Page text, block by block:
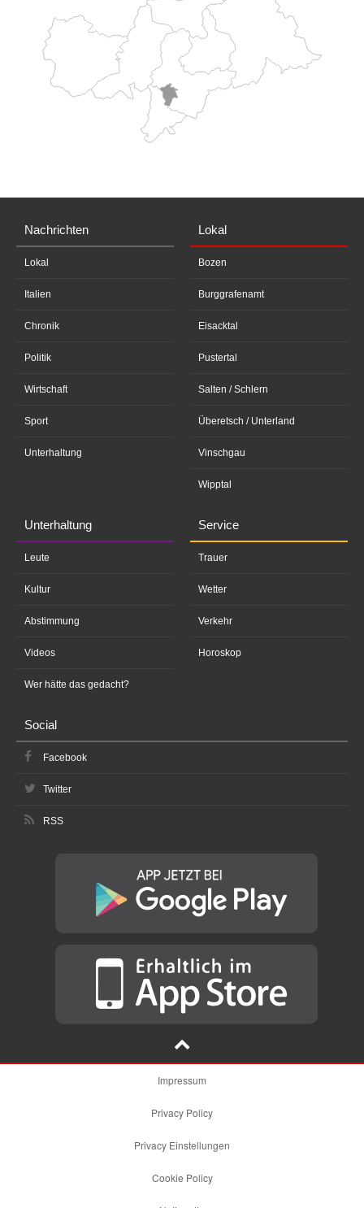
Nachrichten
Lokal
Italien
Chronik
Politik
Wirtschaft
Sport
Unterhaltung
Lokal
Bozen
Burggrafenamt
Eisacktal
Pustertal
Salten / Schlern
Überetsch / Unterland
Vinschgau
Wipptal
Unterhaltung
Leute
Kultur
Abstimmung
Videos
Wer hätte das gedacht?
Service
Trauer
Wetter
Verkehr
Horoskop
Social
Facebook
Twitter
RSS
Impressum
Privacy Policy
Privacy Einstellungen
Cookie Policy